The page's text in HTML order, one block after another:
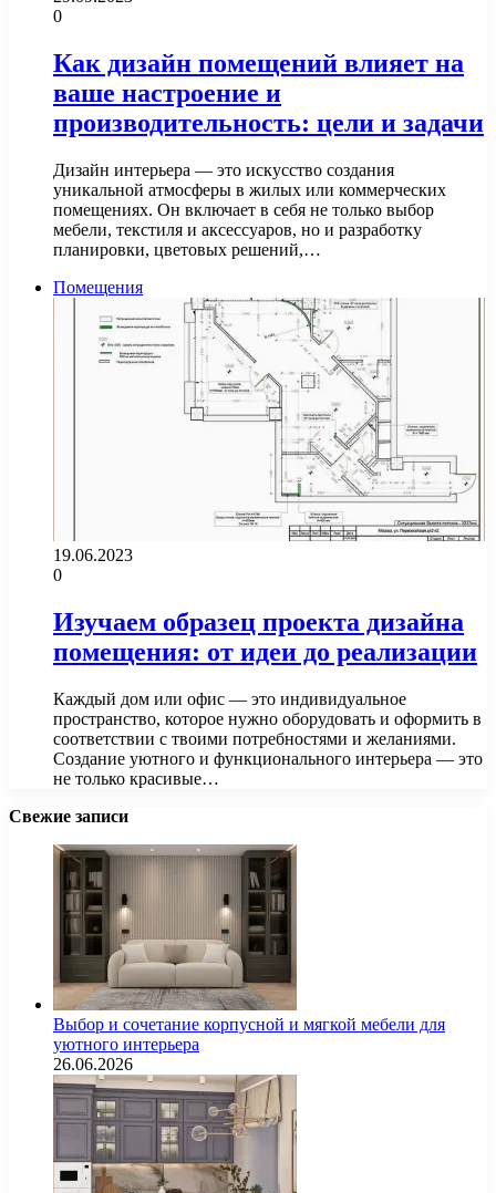
0
Как дизайн помещений влияет на
ваше настроение и
производительность: цели и задачи
Дизайн интерьера — это искусство создания
уникальной атмосферы в жилых или коммерческих
помещениях. Он включает в себя не только выбор
мебели, текстиля и аксессуаров, но и разработку
планировки, цветовых решений,…
Помещения
19.06.2023
0
Изучаем образец проекта дизайна
помещения: от идеи до реализации
Каждый дом или офис — это индивидуальное
пространство, которое нужно оборудовать и оформить в
соответствии с твоими потребностями и желаниями.
Создание уютного и функционального интерьера — это
не только красивые…
Свежие записи
Выбор и сочетание корпусной и мягкой мебели для
уютного интерьера
26.06.2026